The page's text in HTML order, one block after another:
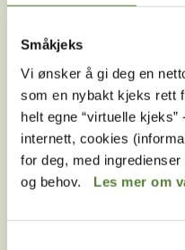
Småkjeks
Vi ønsker å gi deg en
som en nybakt kjeks rett
helt egne “virtuelle
internett, cookies
for deg, med
og behov. Les mer om
Ved å melde deg på vårt